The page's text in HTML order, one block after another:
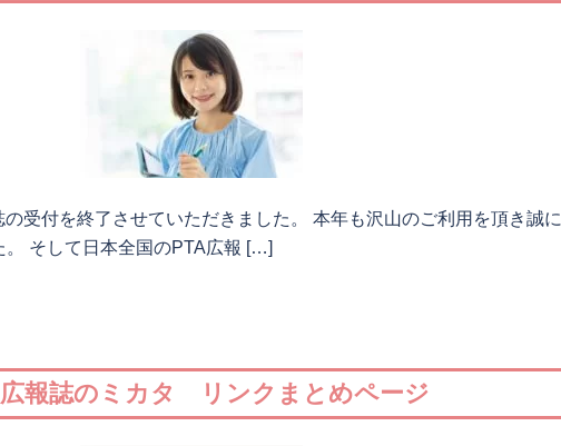
受付を終了させていただきました。 本年も沢山のご利用を頂き誠に
。 そして日本全国のPTA広報 […]
報誌のミカタ リンクまとめページ